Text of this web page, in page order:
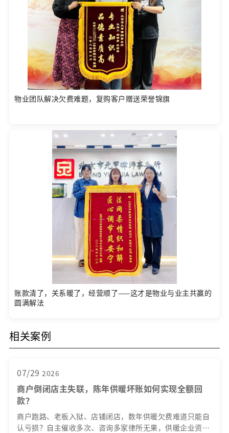
物业团队解决欠费难题，复购客户赠送荣誉锦旗
账款清了，关系暖了，经营顺了——这才是物业与业主共赢的
圆满解法
相关案例
07/29 2026
商户倒闭店主失联，陈年供暖坏账如何实现全额回
款？
商户跑路、老板入狱、店铺闭店，数年供暖欠费难道只能自
认亏损？自主催收多次、咨询多家律所无果，供暖企业资金